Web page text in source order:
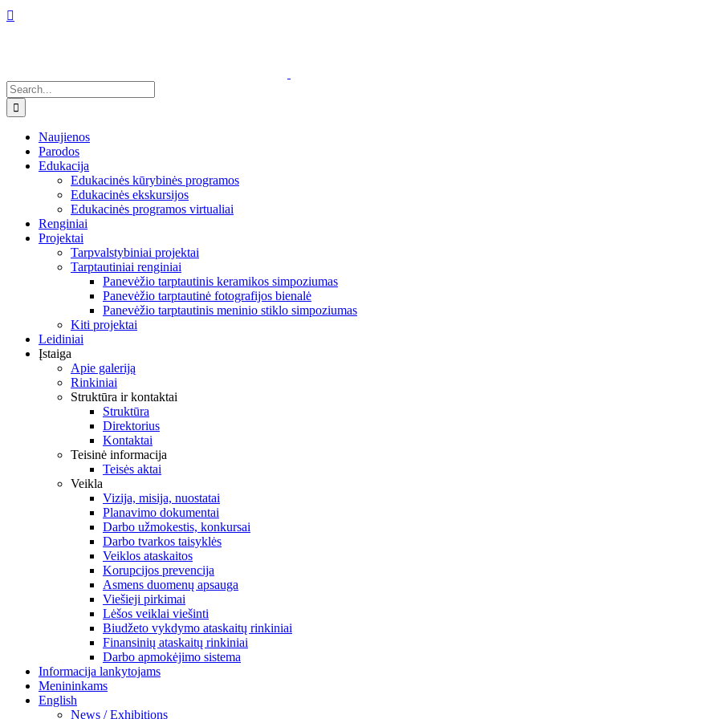
Skip
Facebook
Instagram
YouTube
Search
for:
Naujienos
Parodos
Edukacija
Edukacinės kūrybinės programos
Edukacinės ekskursijos
Edukacinės programos virtualiai
Renginiai
Projektai
Tarpvalstybiniai projektai
Tarptautiniai renginiai
Panevėžio tarptautinis keramikos simpoziumas
Panevėžio tarptautinė fotografijos bienalė
Panevėžio tarptautinis meninio stiklo simpoziumas
Kiti projektai
Leidiniai
Įstaiga
Apie galeriją
Rinkiniai
Struktūra ir kontaktai
Struktūra
Direktorius
Kontaktai
Teisinė informacija
Teisės aktai
Veikla
Vizija, misija, nuostatai
Planavimo dokumentai
Darbo užmokestis, konkursai
Darbo tvarkos taisyklės
Veiklos ataskaitos
Korupcijos prevencija
Asmens duomenų apsauga
Viešieji pirkimai
Lėšos veiklai viešinti
Biudžeto vykdymo ataskaitų rinkiniai
Finansinių ataskaitų rinkiniai
Darbo apmokėjimo sistema
Informacija lankytojams
Menininkams
English
News / Exhibitions